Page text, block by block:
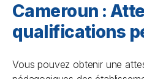
Cameroun :
qualifications
Vous pouvez obtenir une